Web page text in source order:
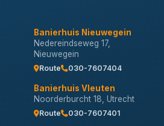
Banierhuis Nieuwegein
Nedereindseweg 17,
Nieuwegein
Route 030-7607404
Banierhuis Vleuten
Noorderburcht 18, Utrecht
Route 030-7607401